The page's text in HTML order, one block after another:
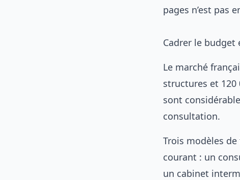
pages n’est pas
Cadrer le
Le marché
structures et 120
sont
consultation.
Trois modèles
courant : un
un cabinet